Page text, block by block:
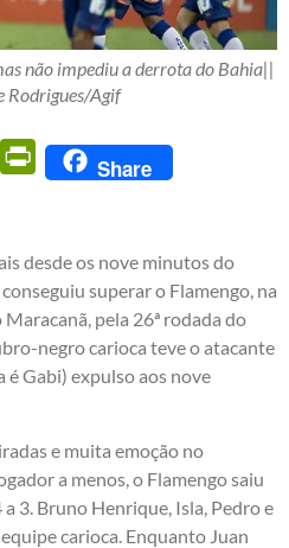
não impediu a derrota do Bahia||
Rodrigues/Agif
Email PrintFriendly
Share
desde os nove minutos do
superar o Flamengo, na
pela 26ª rodada do
negro carioca teve o atacante
é Gabi) expulso aos nove
e muita emoção no
a menos, o Flamengo saiu
3. Bruno Henrique, Isla, Pedro e
carioca. Enquanto Juan